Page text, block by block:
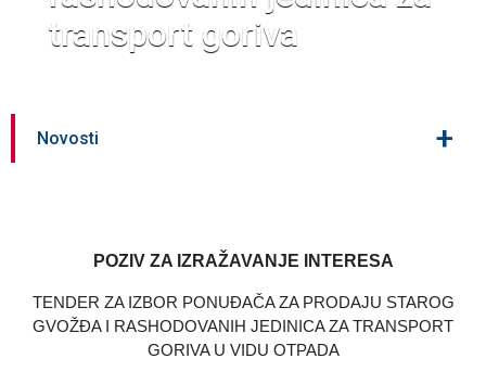
transport goriva
Novosti +
POZIV ZA IZRAŽAVANJE INTERESA
TENDER ZA IZBOR PONUĐAČA ZA PRODAJU STAROG
GVOŽĐA I RASHODOVANIH JEDINICA ZA TRANSPORT
GORIVA U VIDU OTPADA